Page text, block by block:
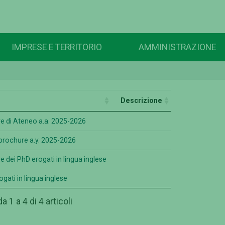
IMPRESE E TERRITORIO AMMINISTRAZIONE
Descrizione
di Ateneo a.a. 2025-2026
a.y. 2025-2026
dei PhD erogati in lingua inglese
in lingua inglese
1 a 4 di 4 articoli